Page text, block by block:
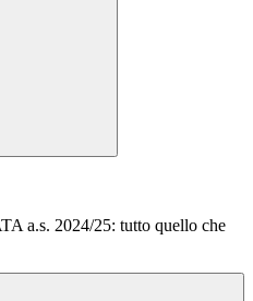
a.s. 2024/25: tutto quello che